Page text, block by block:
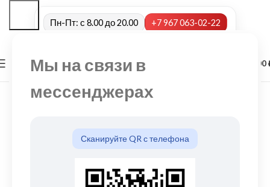
Мы на связи в
мессенджерах
Сканируйте QR с телефона
Пн-Пт: с 8.00 до 20.00 +7 967 063-02-22
МЕНЮ 0,00